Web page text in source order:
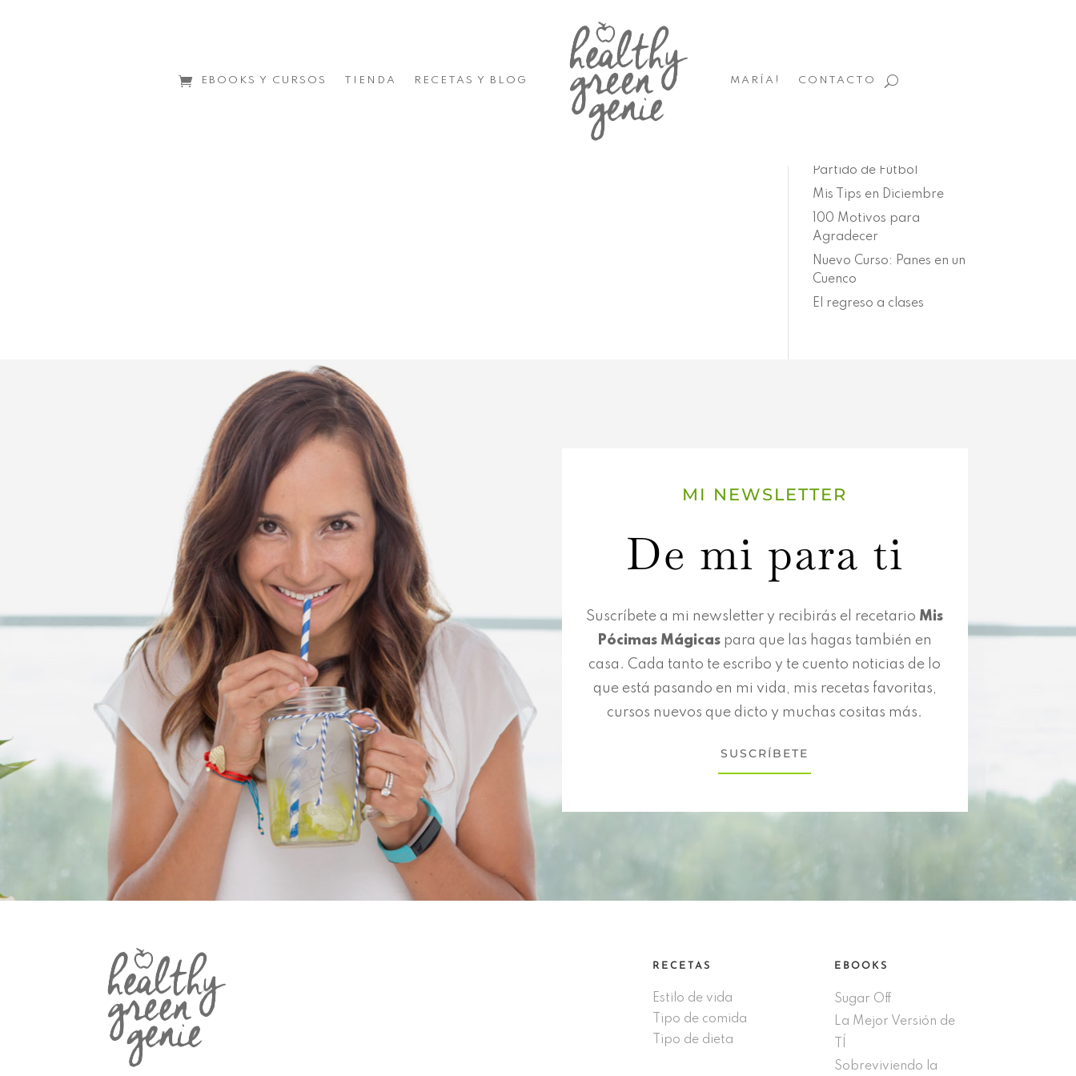
EBOOKS Y CURSOS TIENDA RECETAS Y BLOG MARÍA! CONTACTO
Partido de Fútbol
Mis Tips en Diciembre
100 Motivos para
Agradecer
Nuevo Curso: Panes en un
Cuenco
El regreso a clases
MI NEWSLETTER
De mi para ti
Suscríbete a mi newsletter y recibirás el recetario Mis
Pócimas Mágicas para que las hagas también en
casa. Cada tanto te escribo y te cuento noticias de lo
que está pasando en mi vida, mis recetas favoritas,
cursos nuevos que dicto y muchas cositas más.
SUSCRÍBETE
RECETAS
Estilo de vida
Tipo de comida
Tipo de dieta
EBOOKS
Sugar Off
La Mejor Versión de
Sobreviviendo la